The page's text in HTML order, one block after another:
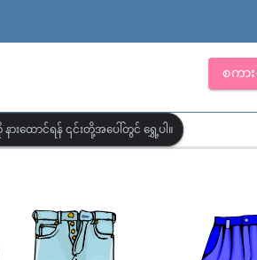
စကား
းထောင်ရန် ၎င်းတို့အပေါ်တွင် ရွှေ့ပါ။